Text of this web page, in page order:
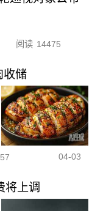
阅读 14475
收储
04-03
将上调